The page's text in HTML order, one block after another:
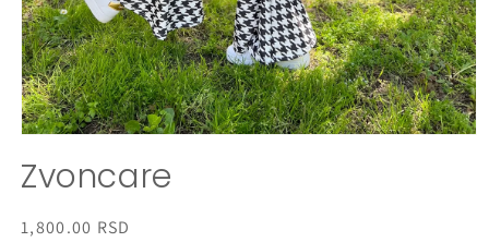
1
u
okviru
Zvoncare
Redovna
1,800.00 RSD